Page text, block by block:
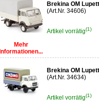
Mehr
Informationen...
Brekina OM
(Art.Nr. 34606)
Artikel vorrätig(1)
Brekina OM
(Art.Nr. 34634)
Artikel vorrätig(1)